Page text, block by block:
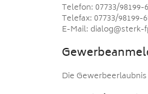
Telefon: 07733/98199-
Telefax: 07733/98199-
E-Mail: dialog@sterk-
Die